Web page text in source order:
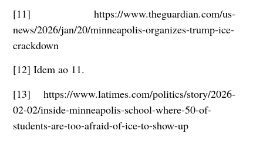
[11] https://www.theguardian.com/us-
news/2026/jan/20/minneapolis-organizes-trump-ice-
crackdown
[12] Idem ao 11.
[13] https://www.latimes.com/politics/story/2026-
02-02/inside-minneapolis-school-where-50-of-
students-are-too-afraid-of-ice-to-show-up